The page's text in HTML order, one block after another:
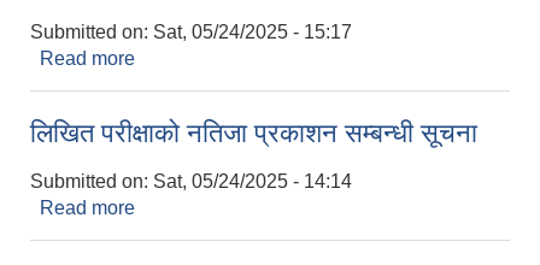
Submitted on: Sat, 05/24/2025 - 15:17
Read more
लिखित परीक्षाको नतिजा प्रकाशन सम्बन्धी सूचना
Submitted on: Sat, 05/24/2025 - 14:14
Read more